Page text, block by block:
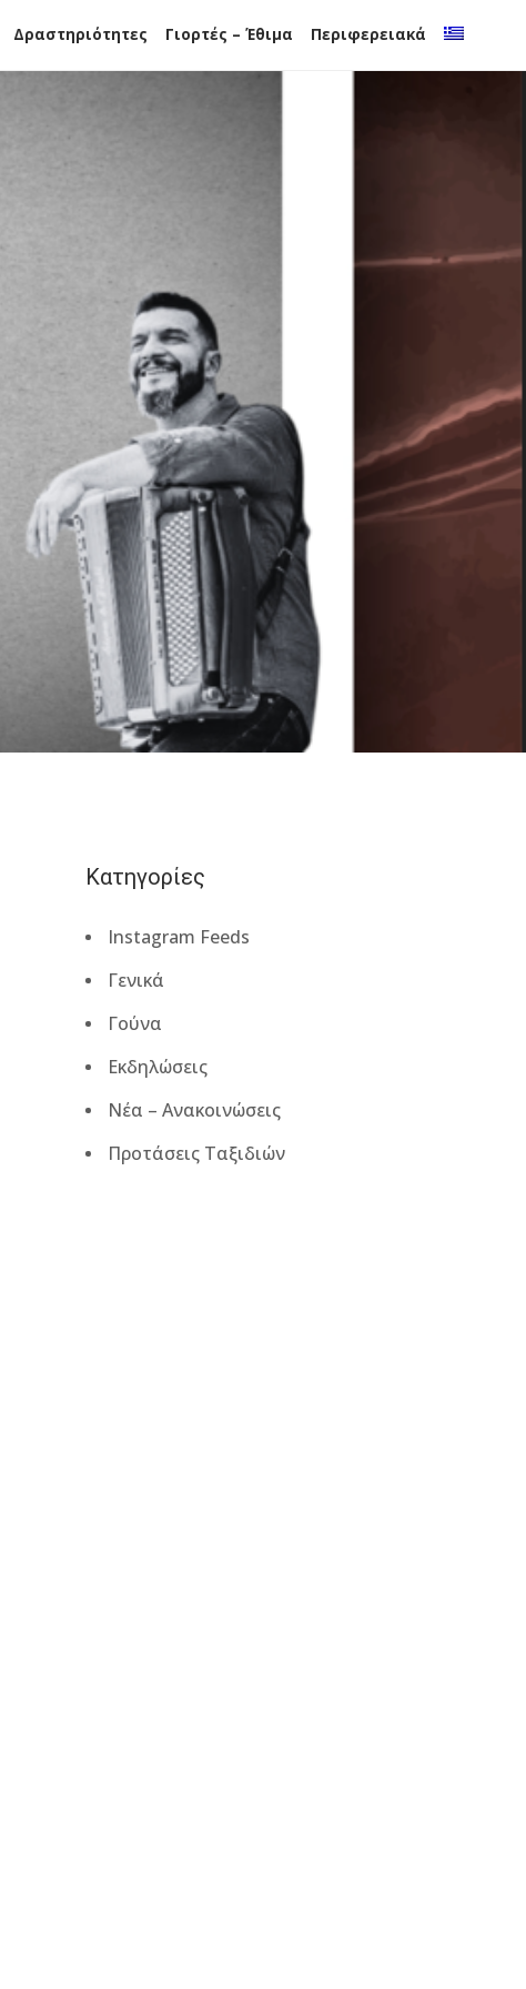
Δραστηριότητες Γιορτές – Έθιμα Περιφερειακά
Κατηγορίες
Instagram Feeds
Γενικά
Γούνα
Εκδηλώσεις
Νέα – Ανακοινώσεις
Προτάσεις Ταξιδιών